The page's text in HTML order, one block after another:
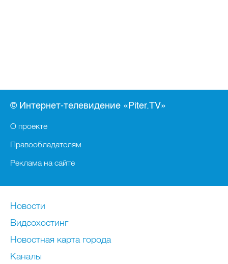
© Интернет-телевидение «Piter.TV»
О проекте
Правообладателям
Реклама на сайте
Новости
Видеохостинг
Новостная карта города
Каналы